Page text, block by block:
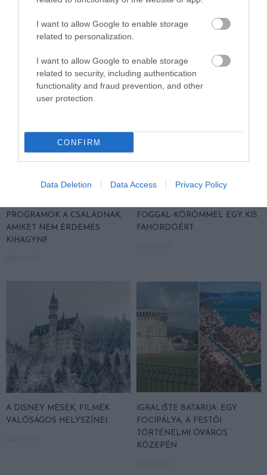
I want to allow Google to enable storage
related to personalization.
I want to allow Google to enable storage
related to security, including authentication
functionality and fraud prevention, and other
user protection.
CONFIRM
Data Deletion Data Access Privacy Policy
AUTIZMUSSAL ÉLŐK ÉLETÉT!
2025-03-13
2024-12-13
ESŐS ŐSZI NAPOKON IS
PROGRAMOK A CSALÁDNAK,
AMIKET NEM ÉRDEMES
KIHAGYNI!
EGY FURA HAGYOMÁNY: KÉT
FOGGAL-KÖRÖMMEL EGY KIS
FAHORDÓÉRT
A DISNEY MESÉK, FILMEK
VALÓSÁGOS HELYSZÍNEI
IGRALIŠTE BATARIJA: EGY
FOCIPÁLYA, A FESTŐI
TÖRTÉNELMI ÓVÁROS
KÖZEPÉN